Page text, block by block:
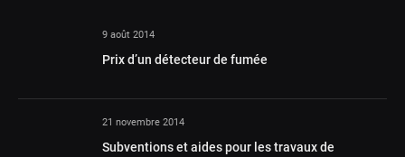
9 août 2014
Prix d’un détecteur de fumée
21 novembre 2014
Subventions et aides pour les travaux de